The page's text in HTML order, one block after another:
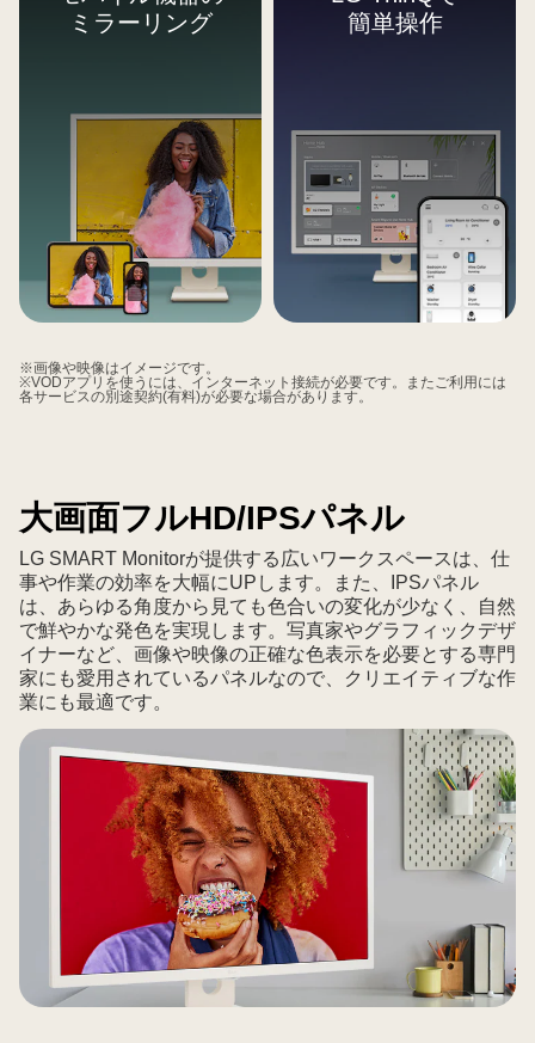
ミラーリング
簡単操作
※画像や映像はイメージです。
※VODアプリを使うには、インターネット接続が必要です。またご利用には
各サービスの別途契約(有料)が必要な場合があります。
大画面フルHD/IPSパネル
LG SMART Monitorが提供する広いワークスペースは、仕
事や作業の効率を大幅にUPします。また、IPSパネル
は、あらゆる角度から見ても色合いの変化が少なく、自然
で鮮やかな発色を実現します。写真家やグラフィックデザ
イナーなど、画像や映像の正確な色表示を必要とする専門
家にも愛用されているパネルなので、クリエイティブな作
業にも最適です。